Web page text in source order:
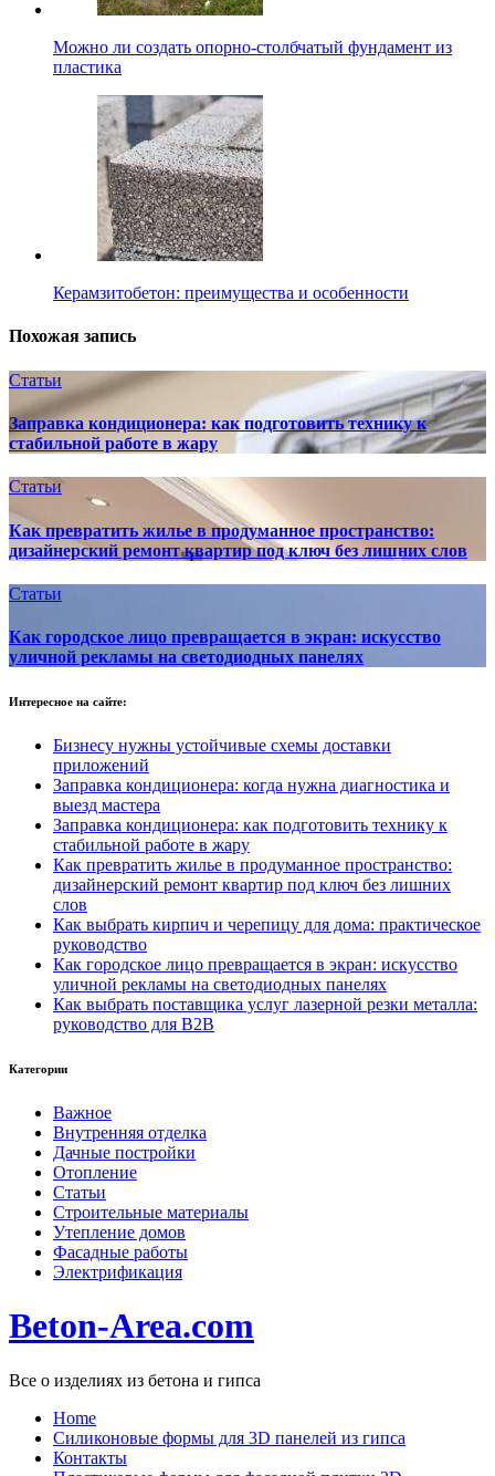
Можно ли создать опорно-столбчатый фундамент из
пластика
Керамзитобетон: преимущества и особенности
Похожая запись
Статьи
Заправка кондиционера: как подготовить технику к
стабильной работе в жару
Статьи
Как превратить жилье в продуманное пространство:
дизайнерский ремонт квартир под ключ без лишних слов
Статьи
Как городское лицо превращается в экран: искусство
уличной рекламы на светодиодных панелях
Интересное на сайте:
Бизнесу нужны устойчивые схемы доставки
приложений
Заправка кондиционера: когда нужна диагностика и
выезд мастера
Заправка кондиционера: как подготовить технику к
стабильной работе в жару
Как превратить жилье в продуманное пространство:
дизайнерский ремонт квартир под ключ без лишних
слов
Как выбрать кирпич и черепицу для дома: практическое
руководство
Как городское лицо превращается в экран: искусство
уличной рекламы на светодиодных панелях
Как выбрать поставщика услуг лазерной резки металла:
руководство для B2B
Категории
Важное
Внутренняя отделка
Дачные постройки
Отопление
Статьи
Строительные материалы
Утепление домов
Фасадные работы
Электрификация
Beton-Area.com
Все о изделиях из бетона и гипса
Home
Cиликоновые формы для 3D панелей из гипса
Контакты